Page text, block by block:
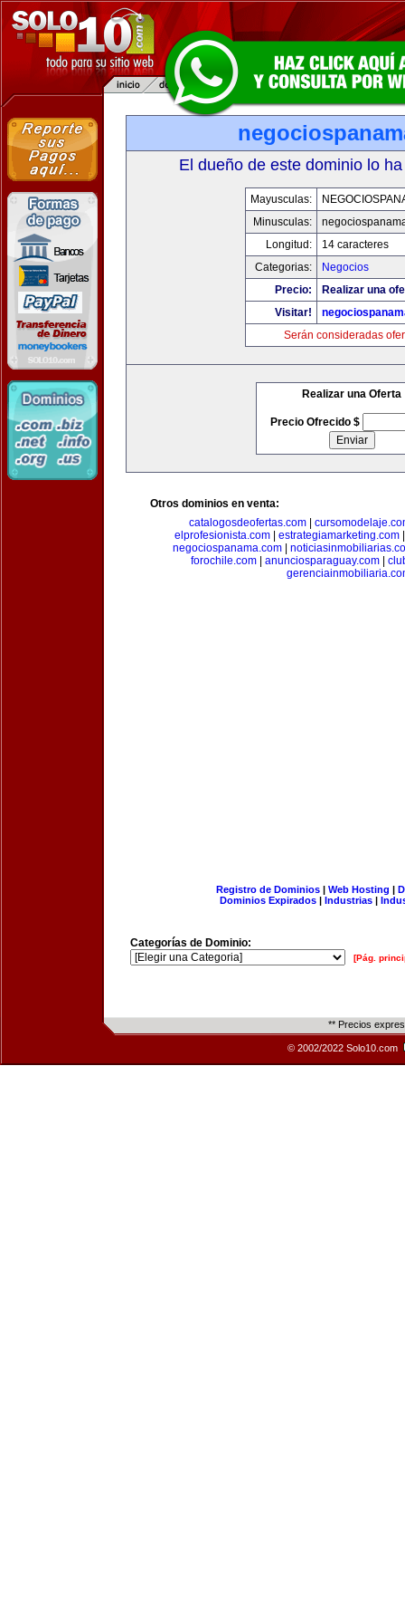
El dueño de este dominio lo
Mayusculas:
Minusculas:
Longitud:
14 caracteres
Categorias:
Negocios
Precio:
Realizar una
Visitar!
Serán consideradas
Realizar una Oferta
Precio Ofrecido $
Otros dominios en venta:
catalogosdeofertas.com|
elprofesionista.com
estrategiamarketing.com
negociospanama.com
forochile.com| anunciosparaguay.com|
Registro de Dominios| Web Hosting |
Dominios Expirados | Industrias |
Categorías de Dominio:
[Pág.
** Precios
© 2002/2022 Solo10.com